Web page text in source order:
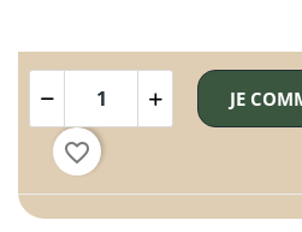
JE
favorite_border